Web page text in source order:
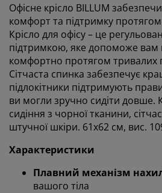
Офісне крісло BILLUM
комфорт та підтримку
Крісло для офісу – це
підтримкою, яке допоможе вам
комфортно протягом тривалих
Сітчаста спинка забезпечує
підлокітники підтримують
ви могли зручно сидіти довше.
сидіння з чорної тканини,
штучної шкіри. 61х62 см, вис.
Характеристики
Плавний механізм
вашого тіла